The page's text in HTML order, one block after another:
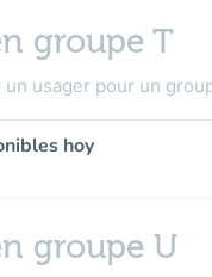
groupe T
usager pour un
hoy
groupe U